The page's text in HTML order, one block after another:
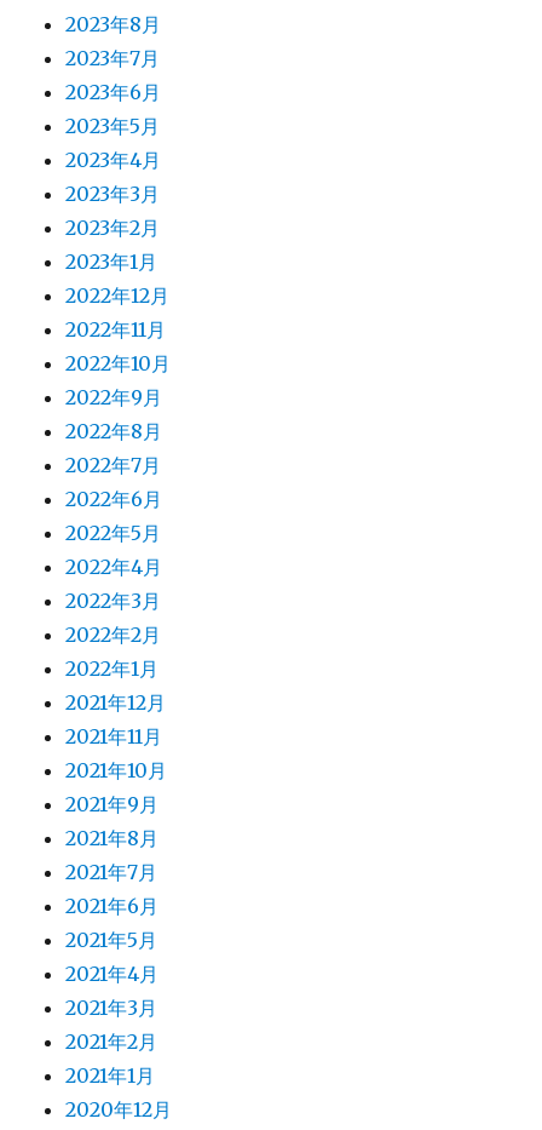
2023年8月
2023年7月
2023年6月
2023年5月
2023年4月
2023年3月
2023年2月
2023年1月
2022年12月
2022年11月
2022年10月
2022年9月
2022年8月
2022年7月
2022年6月
2022年5月
2022年4月
2022年3月
2022年2月
2022年1月
2021年12月
2021年11月
2021年10月
2021年9月
2021年8月
2021年7月
2021年6月
2021年5月
2021年4月
2021年3月
2021年2月
2021年1月
2020年12月